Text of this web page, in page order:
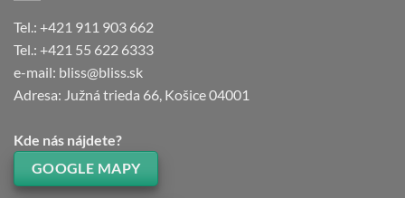
Tel.: +421 911 903 662
Tel.: +421 55 622 6333
e-mail: bliss@bliss.sk
Adresa: Južná trieda 66, Košice 04001
Kde nás nájdete?
GOOGLE MAPY